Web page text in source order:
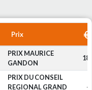
Prix
PRIX MAURICE
GANDON
PRIX DU CONSEIL
REGIONAL GRAND
-